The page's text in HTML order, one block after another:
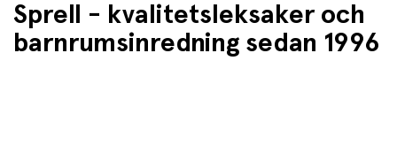
Sprell - kvalitetsleksaker och
barnrumsinredning sedan 1996